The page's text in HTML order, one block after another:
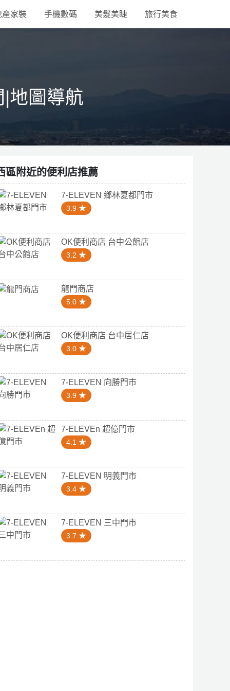
產家裝 手機數碼 美髮美睫 旅行美食
地圖導航
區附近的便利店推薦
7-ELEVEN 鄉林夏都門市
3.9
OK便利商店 台中公館店
3.2
龍門商店
5.0
OK便利商店 台中居仁店
3.0
7-ELEVEN 向勝門市
3.9
7-ELEVEn 超億門市
4.1
7-ELEVEN 明義門市
3.4
7-ELEVEN 三中門市
3.7